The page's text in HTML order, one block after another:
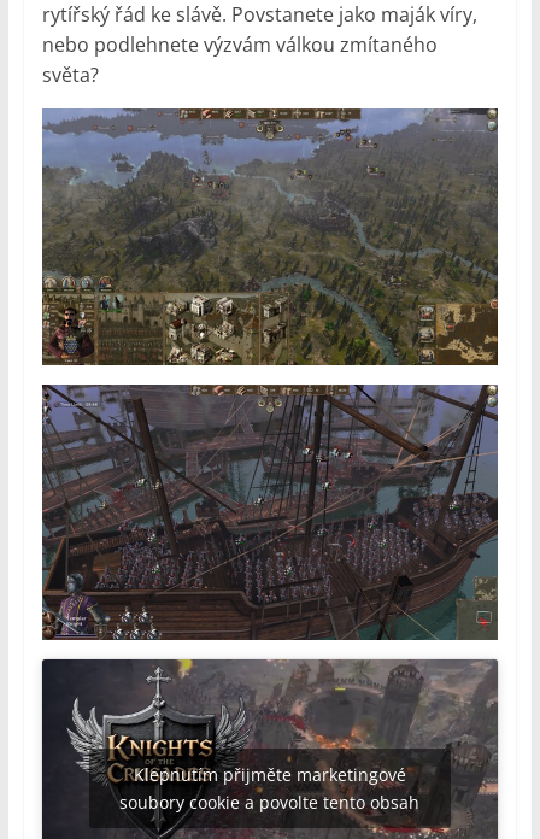
rytířský řád ke slávě. Povstanete jako maják víry,
nebo podlehnete výzvám válkou zmítaného
světa?
Klepnutím přijměte marketingové
soubory cookie a povolte tento obsah